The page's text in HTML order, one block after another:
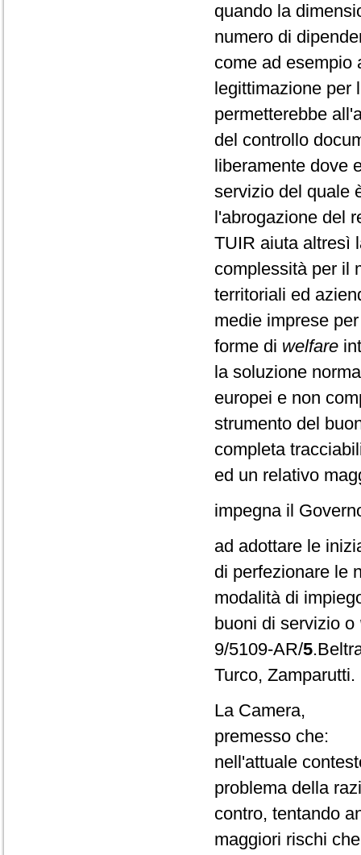
quando la
numero di
come ad esempio
legittimazione per
permetterebbe
del controllo
liberamente dove
servizio del quale
l'abrogazione del
TUIR aiuta altresì
complessità per il
territoriali ed
medie imprese
forme di welfare
la soluzione
europei e non
strumento del
completa
ed un relativo
impegna il
ad adottare le
di perfezionare le
modalità di
buoni di servizio o
9/5109-AR/5
Turco, Zamparutti.
La Camera,
premesso che:
nell'attuale
problema della
contro, tentando
maggiori rischi